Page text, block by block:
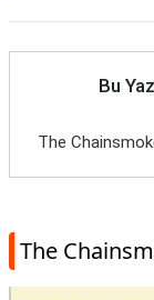
Bu
The
The